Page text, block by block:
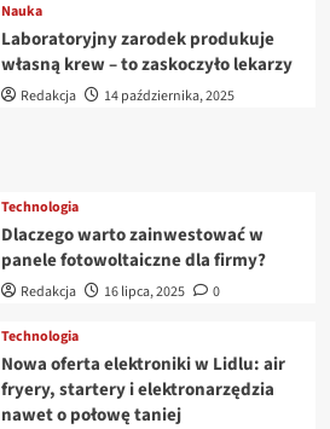
Nauka
Laboratoryjny zarodek produkuje
własną krew – to zaskoczyło lekarzy
Redakcja 14 października, 2025
Technologia
Dlaczego warto zainwestować w
panele fotowoltaiczne dla firmy?
Redakcja 16 lipca, 2025 0
Technologia
Nowa oferta elektroniki w Lidlu: air
fryery, startery i elektronarzędzia
nawet o połowę taniej